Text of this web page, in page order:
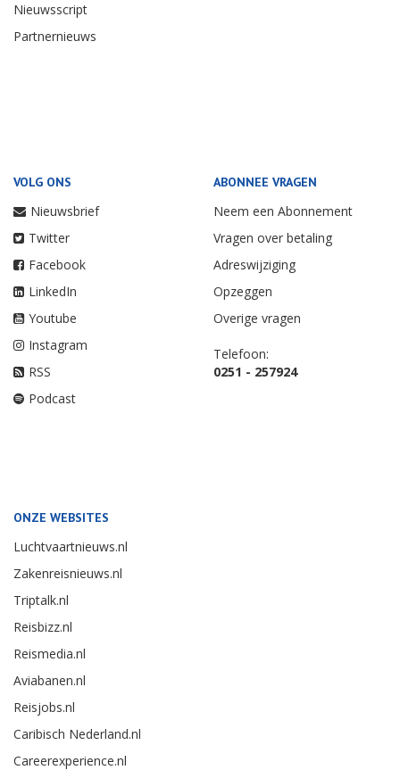
Nieuwsscript
Partnernieuws
VOLG ONS
Nieuwsbrief
Twitter
Facebook
LinkedIn
Youtube
Instagram
RSS
Podcast
ABONNEE VRAGEN
Neem een Abonnement
Vragen over betaling
Adreswijziging
Opzeggen
Overige vragen
Telefoon:
0251 - 257924
ONZE WEBSITES
Luchtvaartnieuws.nl
Zakenreisnieuws.nl
Triptalk.nl
Reisbizz.nl
Reismedia.nl
Aviabanen.nl
Reisjobs.nl
Caribisch Nederland.nl
Careerexperience.nl